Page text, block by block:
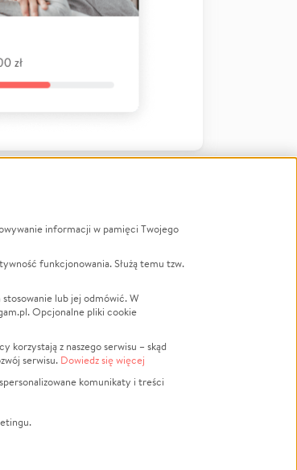
LGBTQ+
Powódź
Wichura
Religia
Edukacja
informacji w pamięci Twojego
funkcjonowania. Służą temu tzw.
lub jej odmówić. W
Opcjonalne pliki cookie
korzystają z naszego serwisu – skąd
serwisu. Dowiedz się więcej
komunikaty i treści